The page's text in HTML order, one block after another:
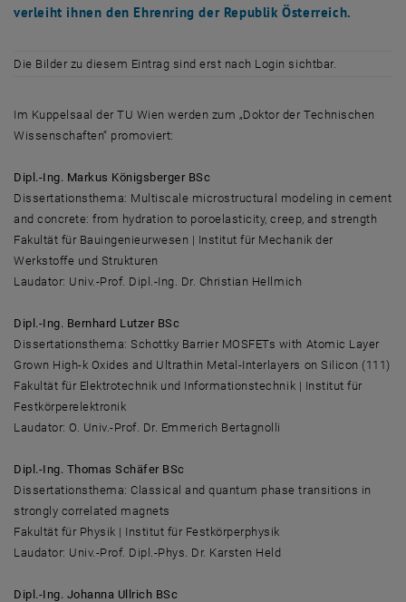
verleiht ihnen den Ehrenring der Republik Österreich.
Die Bilder zu diesem Eintrag sind erst nach Login sichtbar.
Im Kuppelsaal der TU Wien werden zum „Doktor der Technischen
Wissenschaften“ promoviert:
Dipl.-Ing. Markus Königsberger BSc
Dissertationsthema: Multiscale microstructural modeling in cement
and concrete: from hydration to poroelasticity, creep, and strength
Fakultät für Bauingenieurwesen | Institut für Mechanik der
Werkstoffe und Strukturen
Laudator: Univ.-Prof. Dipl.-Ing. Dr. Christian Hellmich
Dipl.-Ing. Bernhard Lutzer BSc
Dissertationsthema: Schottky Barrier MOSFETs with Atomic Layer
Grown High-k Oxides and Ultrathin Metal-Interlayers on Silicon (111)
Fakultät für Elektrotechnik und Informationstechnik | Institut für
Festkörperelektronik
Laudator: O. Univ.-Prof. Dr. Emmerich Bertagnolli
Dipl.-Ing. Thomas Schäfer BSc
Dissertationsthema: Classical and quantum phase transitions in
strongly correlated magnets
Fakultät für Physik | Institut für Festkörperphysik
Laudator: Univ.-Prof. Dipl.-Phys. Dr. Karsten Held
Dipl.-Ing. Johanna Ullrich BSc